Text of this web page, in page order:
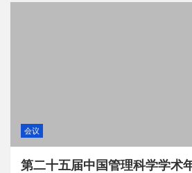
会议
第二十五届中国管理科学学术